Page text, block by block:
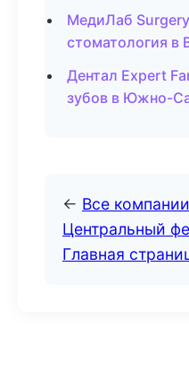
МедиЛаб
стоматология в
Дентал Expert
зубов в Южно-
← Все
Центральный
Главная